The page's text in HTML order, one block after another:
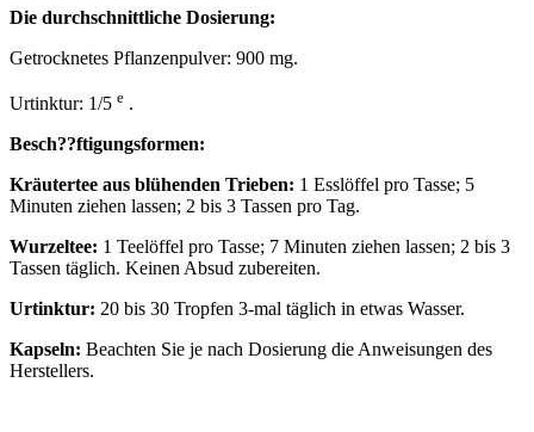
Die durchschnittliche Dosierung:
Getrocknetes Pflanzenpulver: 900 mg.
Urtinktur: 1/5 e .
Besch??ftigungsformen:
Kräutertee aus blühenden Trieben: 1 Esslöffel pro Tasse; 5
Minuten ziehen lassen; 2 bis 3 Tassen pro Tag.
Wurzeltee: 1 Teelöffel pro Tasse; 7 Minuten ziehen lassen; 2 bis 3
Tassen täglich. Keinen Absud zubereiten.
Urtinktur: 20 bis 30 Tropfen 3-mal täglich in etwas Wasser.
Kapseln: Beachten Sie je nach Dosierung die Anweisungen des
Herstellers.